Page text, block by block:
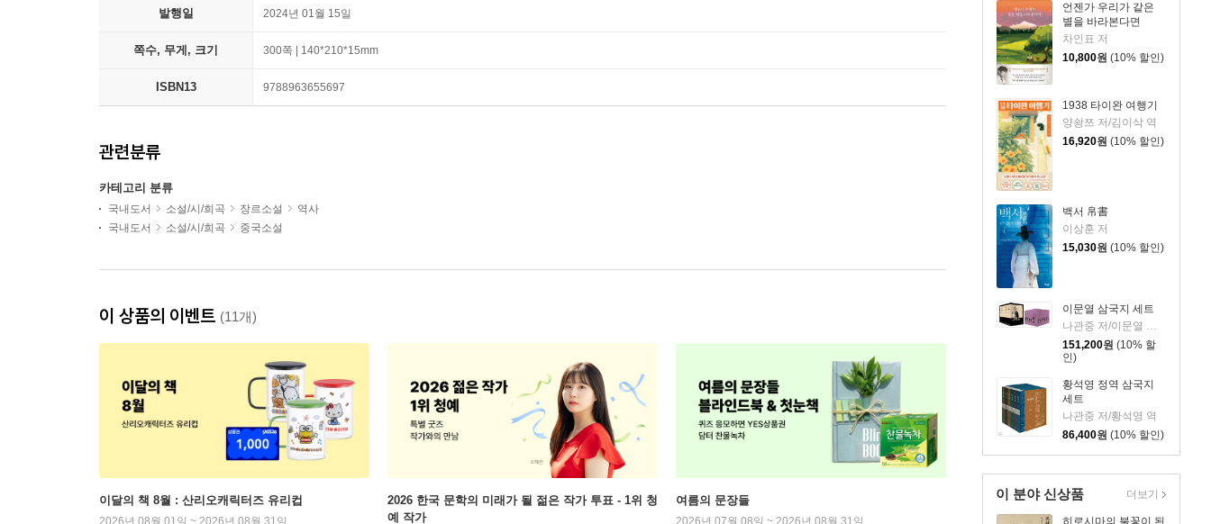
언젠가 우리가 같은
별을 바라본다면
차인표 저
10,800원 (10% 할인)
1938 타이완 여행기
양솽쯔 저/김이삭 역
16,920원 (10% 할인)
백서 帛書
이상훈 저
15,030원 (10% 할인)
이문열 삼국지 세트
151,200원 (10% 할
인)
황석영 정역 삼국지
세트
나관중 저/황석영 역
86,400원 (10% 할인)
이 분야 신상품
히로시마의 불꽃이 된
더보기
발행일 2024년 01월 15일
쪽수, 무게, 크기 300쪽 | 140*210*15mm
ISBN13 9788963655697
관련분류
카테고리 분류
국내도서 소설/시/희곡 장르소설
역사
국내도서
소설/시/희곡 중국소설
이 상품의 이벤트 (11개)
이달의 책 8월 : 산리오캐릭터즈 유리컵
2026 한국 문학의 미래가 될 젊은 작가 투표 - 1위 청
예 작가
여름의 문장들